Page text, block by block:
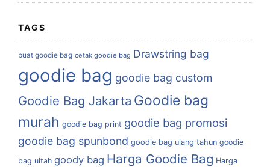
TAGS
buat goodie bag cetak goodie bag Drawstring bag
goodie bag goodie bag custom
Goodie Bag Jakarta Goodie bag
murah goodie bag print goodie bag promosi
goodie bag spunbond goodie bag ulang tahun goodie
bag ultah goody bag Harga Goodie Bag Harga